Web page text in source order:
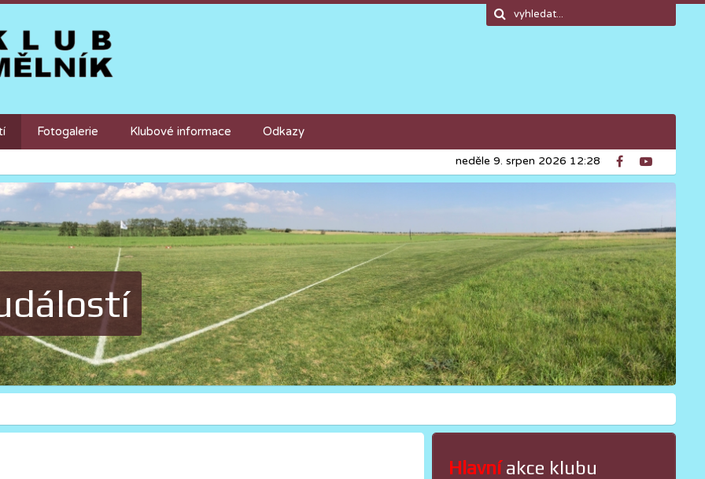
Fotogalerie Klubové informace Odkazy
neděle 9. srpen 2026 12:28
Hlavní akce klubu